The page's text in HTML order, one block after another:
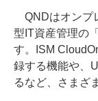
QNDはオンプ
型IT資産管理の
す。ISM
録する機能や、
るなど、さまざ